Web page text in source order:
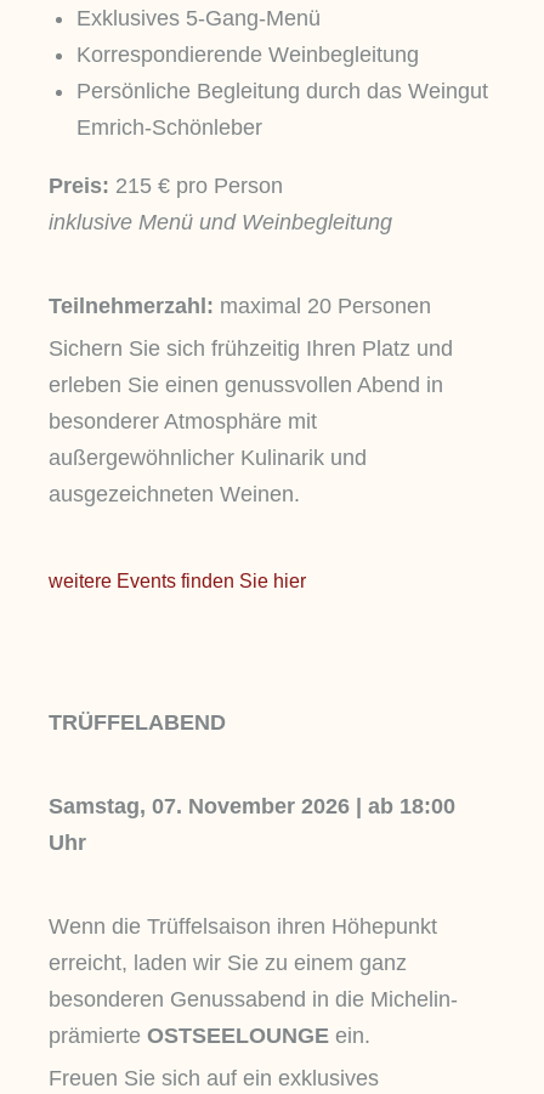
Exklusives 5-Gang-Menü
Korrespondierende Weinbegleitung
Persönliche Begleitung durch das Weingut
Emrich-Schönleber
Preis: 215 € pro Person
inklusive Menü und Weinbegleitung
Teilnehmerzahl: maximal 20 Personen
Sichern Sie sich frühzeitig Ihren Platz und
erleben Sie einen genussvollen Abend in
besonderer Atmosphäre mit
außergewöhnlicher Kulinarik und
ausgezeichneten Weinen.
weitere Events finden Sie hier
TRÜFFELABEND
Samstag, 07. November 2026 | ab 18:00
Uhr
Wenn die Trüffelsaison ihren Höhepunkt
erreicht, laden wir Sie zu einem ganz
besonderen Genussabend in die Michelin-
prämierte OSTSEELOUNGE ein.
Freuen Sie sich auf ein exklusives